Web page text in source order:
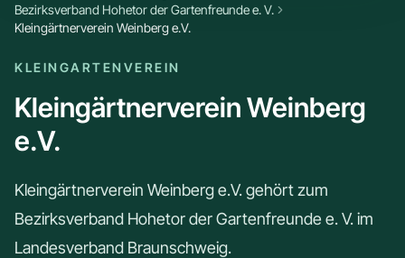
Bezirksverband Hohetor der Gartenfreunde e. V.
Kleingärtnerverein Weinberg e.V.
KLEINGARTENVEREIN
Kleingärtnerverein Weinberg
e.V.
Kleingärtnerverein Weinberg e.V. gehört zum
Bezirksverband Hohetor der Gartenfreunde e. V. im
Landesverband Braunschweig.